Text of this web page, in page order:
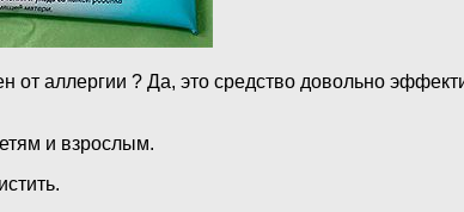
от аллергии ? Да, это средство довольно
и взрослым.